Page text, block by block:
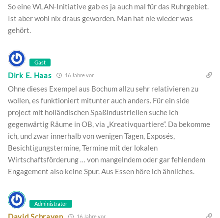
So eine WLAN-Initiative gab es ja auch mal für das Ruhrgebiet.
Ist aber wohl nix draus geworden. Man hat nie wieder was
gehört.
Gast
Dirk E. Haas 16 Jahre vor
Ohne dieses Exempel aus Bochum allzu sehr relativieren zu
wollen, es funktioniert mitunter auch anders. Für ein side
project mit holländischen Spaßindustriellen suche ich
gegenwärtig Räume in OB, via „Kreativquartiere“. Da bekomme
ich, und zwar innerhalb von wenigen Tagen, Exposés,
Besichtigungstermine, Termine mit der lokalen
Wirtschaftsförderung … von mangelndem oder gar fehlendem
Engagement also keine Spur. Aus Essen höre ich ähnliches.
Administrator
16 Jahre vor